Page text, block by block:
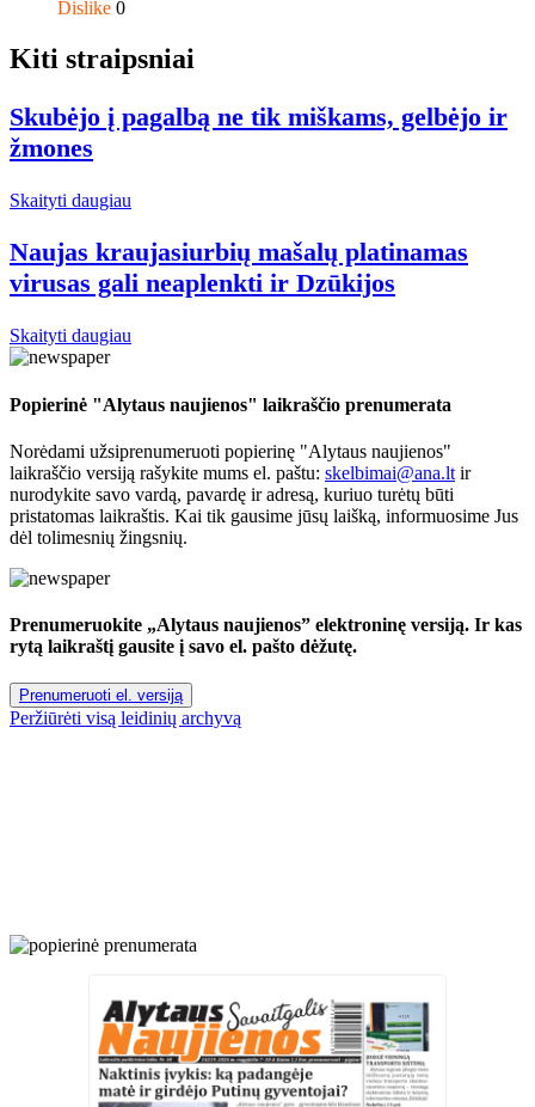
Dislike 0
Kiti straipsniai
Skubėjo į pagalbą ne tik miškams, gelbėjo ir
žmones
Skaityti daugiau
Naujas kraujasiurbių mašalų platinamas
virusas gali neaplenkti ir Dzūkijos
Skaityti daugiau
Popierinė "Alytaus naujienos" laikraščio prenumerata
Norėdami užsiprenumeruoti popierinę "Alytaus naujienos"
laikraščio versiją rašykite mums el. paštu: skelbimai@ana.lt ir
nurodykite savo vardą, pavardę ir adresą, kuriuo turėtų būti
pristatomas laikraštis. Kai tik gausime jūsų laišką, informuosime Jus
dėl tolimesnių žingsnių.
Prenumeruokite „Alytaus naujienos” elektroninę versiją. Ir kas
rytą laikraštį gausite į savo el. pašto dėžutę.
Prenumeruoti el. versiją
Peržiūrėti visą leidinių archyvą